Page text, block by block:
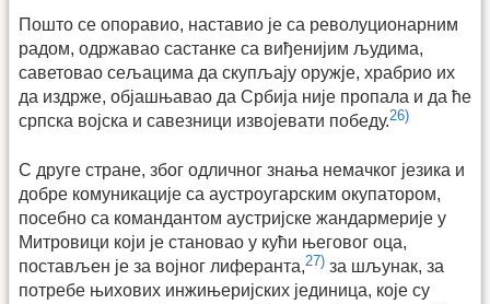
Пошто се опоравио, наставио је са револуционарним
радом, одржавао састанке са виђенијим људима,
саветовао сељацима да скупљају оружје, храбрио их
да издрже, објашњавао да Србија није пропала и да ће
српска војска и савезници извојевати победу.26)
С друге стране, због одличног знања немачког језика и
добре комуникације са аустроугарским окупатором,
посебно са командантом аустријске жандармерије у
Митровици који је становао у кући његовог оца,
постављен је за војног лиферанта,27) за шљунак, за
потребе њихових инжињеријских јединица, које су